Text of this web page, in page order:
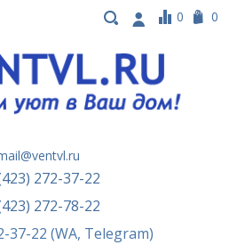
0 0
272-37-22
272-78-22
37-22 (WA, Telegram)